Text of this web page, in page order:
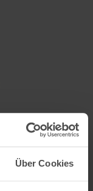
Über Cookies